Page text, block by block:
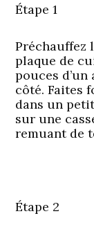
Étape 1
Préchauffez
plaque de
pouces
côté. Faites
dans un
sur une
remuant de
Étape 2